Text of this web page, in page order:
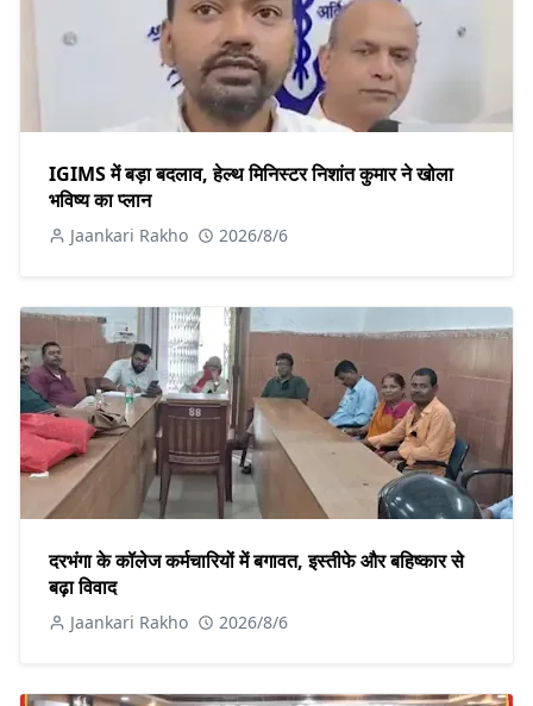
IGIMS में बड़ा बदलाव, हेल्थ मिनिस्टर निशांत कुमार ने खोला
भविष्य का प्लान
Jaankari Rakho 2026/8/6
दरभंगा के कॉलेज कर्मचारियों में बगावत, इस्तीफे और बहिष्कार से
बढ़ा विवाद
Jaankari Rakho 2026/8/6